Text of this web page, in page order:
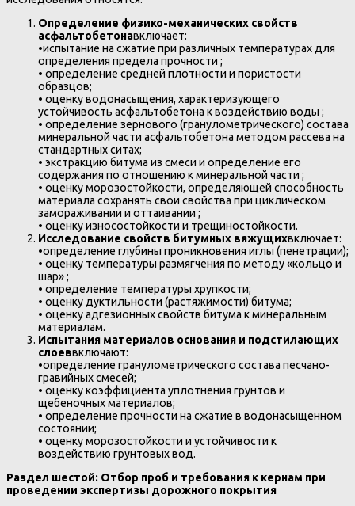
Определение физико-механических свойств
асфальтобетонавключает:
•испытание на сжатие при различных температурах для
определения предела прочности ;
• определение средней плотности и пористости
образцов;
• оценку водонасыщения, характеризующего
устойчивость асфальтобетона к воздействию воды ;
• определение зернового (гранулометрического) состава
минеральной части асфальтобетона методом рассева на
стандартных ситах;
• экстракцию битума из смеси и определение его
содержания по отношению к минеральной части ;
• оценку морозостойкости, определяющей способность
материала сохранять свои свойства при циклическом
замораживании и оттаивании ;
• оценку износостойкости и трещиностойкости.
Исследование свойств битумных вяжущихвключает:
•определение глубины проникновения иглы (пенетрации);
• оценку температуры размягчения по методу «кольцо и
шар» ;
• определение температуры хрупкости;
• оценку дуктильности (растяжимости) битума;
• оценку адгезионных свойств битума к минеральным
материалам.
Испытания материалов основания и подстилающих
слоеввключают:
•определение гранулометрического состава песчано-
гравийных смесей;
• оценку коэффициента уплотнения грунтов и
щебеночных материалов;
• определение прочности на сжатие в водонасыщенном
состоянии;
• оценку морозостойкости и устойчивости к
воздействию грунтовых вод.
Раздел шестой: Отбор проб и требования к кернам при
проведении экспертизы дорожного покрытия